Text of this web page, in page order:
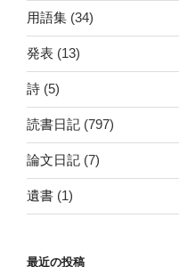
用語集 (34)
発表 (13)
詩 (5)
読書日記 (797)
論文日記 (7)
遺書 (1)
最近の投稿